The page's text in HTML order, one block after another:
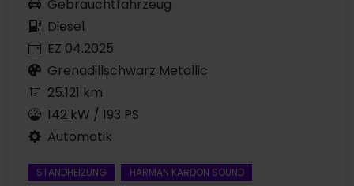
Gebrauchtfahrzeug
Diesel
EZ 04.2025
Grenadillschwarz Metallic
25.121 km
142 kW / 193 PS
Automatik
STANDHEIZUNG
HARMAN KARDON SOUND